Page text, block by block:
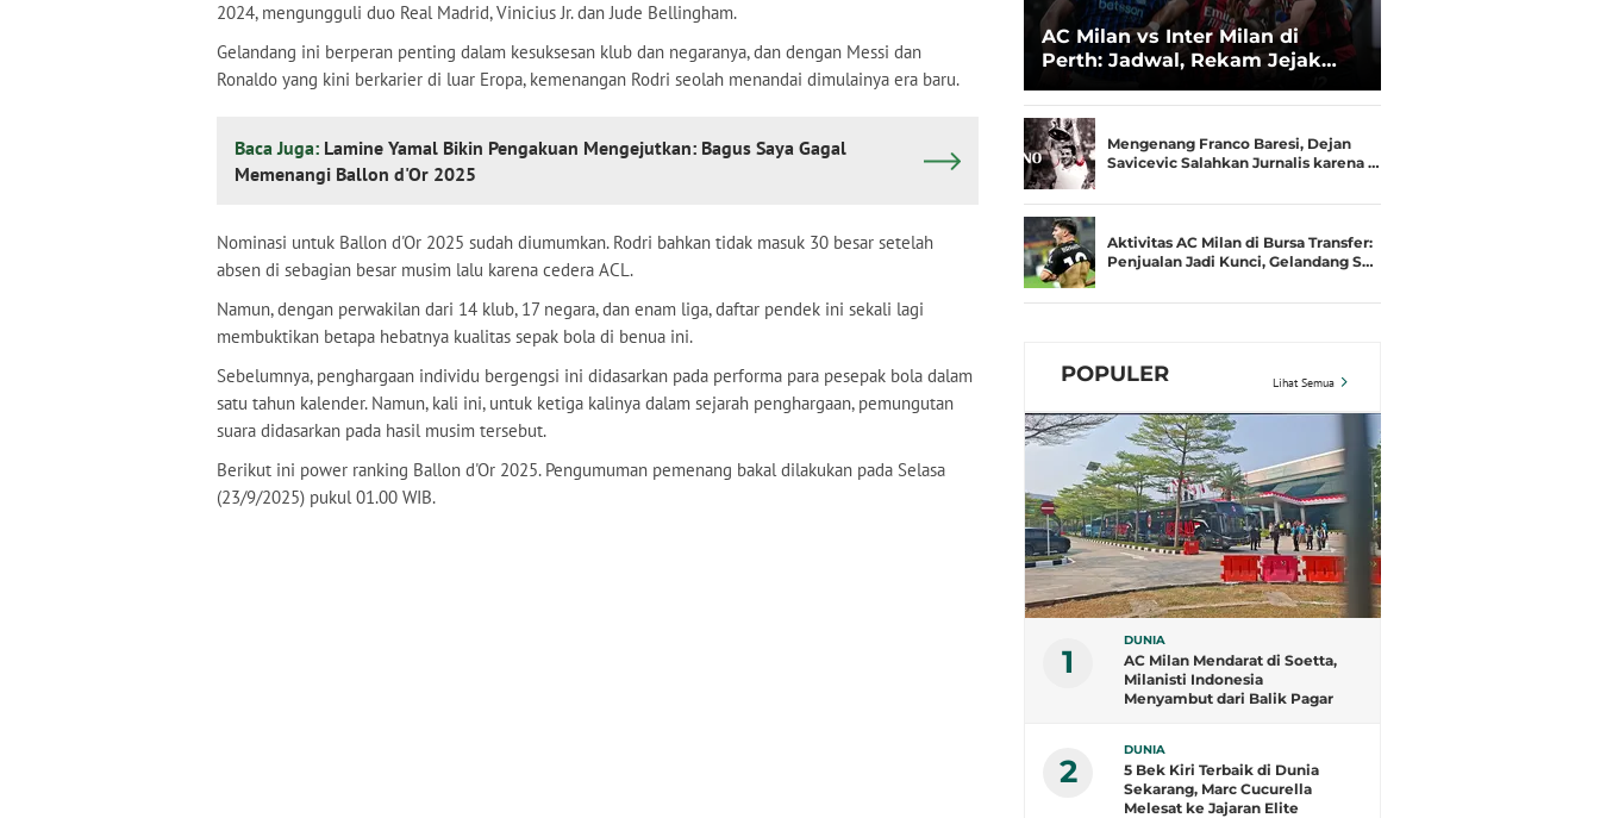
2024, mengungguli duo Real Madrid, Vinicius Jr. dan Jude Bellingham.
Gelandang ini berperan penting dalam kesuksesan klub dan negaranya, dan dengan Messi dan
Ronaldo yang kini berkarier di luar Eropa, kemenangan Rodri seolah menandai dimulainya era baru.
Baca Juga: Lamine Yamal Bikin Pengakuan Mengejutkan: Bagus Saya Gagal
Memenangi Ballon d'Or 2025
Nominasi untuk Ballon d'Or 2025 sudah diumumkan. Rodri bahkan tidak masuk 30 besar setelah
absen di sebagian besar musim lalu karena cedera ACL.
Namun, dengan perwakilan dari 14 klub, 17 negara, dan enam liga, daftar pendek ini sekali lagi
membuktikan betapa hebatnya kualitas sepak bola di benua ini.
Sebelumnya, penghargaan individu bergengsi ini didasarkan pada performa para pesepak bola dalam
satu tahun kalender. Namun, kali ini, untuk ketiga kalinya dalam sejarah penghargaan, pemungutan
suara didasarkan pada hasil musim tersebut.
Berikut ini power ranking Ballon d'Or 2025. Pengumuman pemenang bakal dilakukan pada Selasa
(23/9/2025) pukul 01.00 WIB.
AC Milan vs Inter Milan di
Perth: Jadwal, Rekam Jejak
Mengenang Franco Baresi, Dejan
Savicevic Salahkan Jurnalis karena …
Aktivitas AC Milan di Bursa Transfer:
Penjualan Jadi Kunci, Gelandang S…
POPULER Lihat Semua
1
DUNIA
AC Milan Mendarat di Soetta,
Milanisti Indonesia
Menyambut dari Balik Pagar
2
DUNIA
5 Bek Kiri Terbaik di Dunia
Sekarang, Marc Cucurella
Melesat ke Jajaran Elite